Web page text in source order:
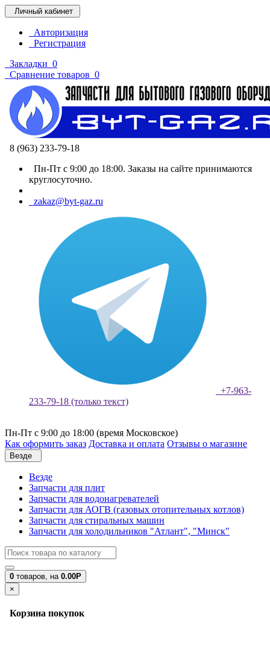
Личный кабинет
Авторизация
Регистрация
Закладки 0
Сравнение товаров 0
8 (963) 233-79-18
Пн-Пт с 9:00 до 18:00. Заказы на сайте принимаются
круглосуточно.
zakaz@byt-gaz.ru
+7-963-
233-79-18 (только текст)
Пн-Пт с 9:00 до 18:00 (время Московское)
Как оформить заказ Доставка и оплата Отзывы о магазине
Везде
Везде
Запчасти для плит
Запчасти для водонагревателей
Запчасти для АОГВ (газовых отопительных котлов)
Запчасти для стиральных машин
Запчасти для холодильников "Атлант", "Минск"
0 товаров, на 0.00Р
×
Корзина покупок